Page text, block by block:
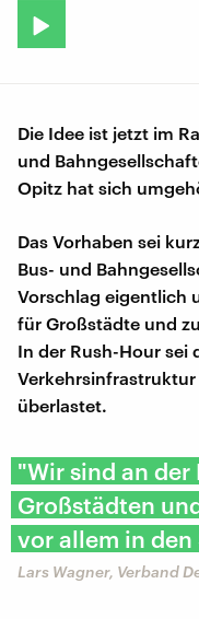
Die Idee ist jetzt im
und
Opitz hat sich
Das Vorhaben sei
Bus- und
Vorschlag eigentlich
für Großstädte und
In der Rush-Hour sei
überlastet.
"Wir sind an der
Großstädten
vor allem in
Lars Wagner, Verband